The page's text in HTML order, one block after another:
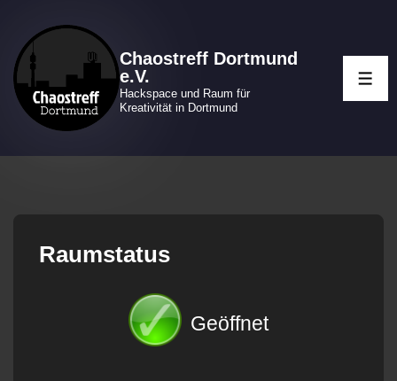
Inhalt
Chaostreff Dortmund
e.V.
Hackspace und Raum für
Kreativität in Dortmund
Raumstatus
Geöffnet